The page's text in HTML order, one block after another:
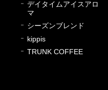
デイタイムアイスアロ
マ
シーズンブレンド
kippis
TRUNK COFFEE